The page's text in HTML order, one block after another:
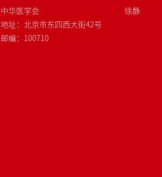
中华医学会
地址：北京市东四西大街42号
邮编：100710
徐静